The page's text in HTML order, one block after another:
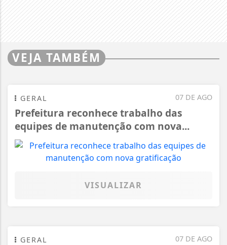
VEJA TAMBÉM
07 DE AGO
GERAL
Prefeitura reconhece trabalho das
equipes de manutenção com nova...
VISUALIZAR
07 DE AGO
GERAL